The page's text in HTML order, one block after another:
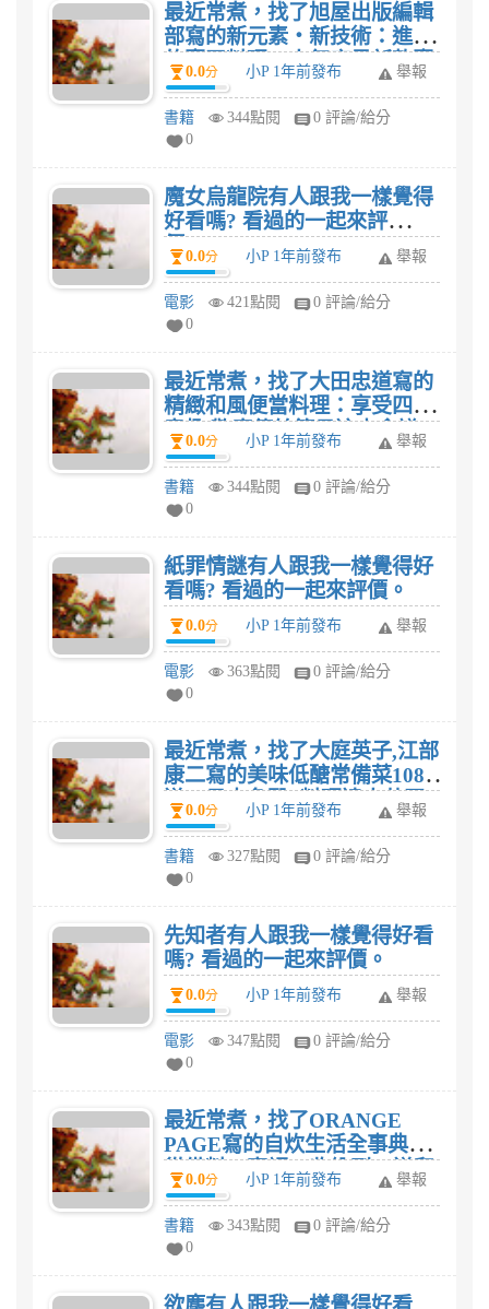
最近常煮，找了旭屋出版編輯
部寫的新元素‧新技術：進化
的壽司料理：人氣店最新款壽
司料理大集合，附：大田忠道
特製~壽司料理創意沾醬、淋
醬這本食譜，我想家人有口福
0.0分 小P 1年前發布 舉報
書籍 344點閱
0 評論/給分
0
魔女烏龍院有人跟我一樣覺得
好看嗎? 看過的一起來評
價。
0.0分 小P 1年前發布 舉報
電影 421點閱
0 評論/給分
0
最近常煮，找了大田忠道寫的
精緻和風便當料理：享受四季
意趣 歡慶傳統節日這本食譜，
我想家人有口福了。
0.0分 小P 1年前發布 舉報
書籍 344點閱
0 評論/給分
0
紙罪情謎有人跟我一樣覺得好
看嗎? 看過的一起來評價。
0.0分 小P 1年前發布 舉報
電影 363點閱
0 評論/給分
0
最近常煮，找了大庭英子,江部
康二寫的美味低醣常備菜108
道：日本名醫+料理達人共同
研發，吃飽也能瘦!這本食譜，
我想家人有口福了。
0.0分 小P 1年前發布 舉報
書籍 327點閱
0 評論/給分
0
先知者有人跟我一樣覺得好看
嗎? 看過的一起來評價。
0.0分 小P 1年前發布 舉報
電影 347點閱
0 評論/給分
0
最近常煮，找了ORANGE
PAGE寫的自炊生活全事典：
從備料、烹調、收納到84道和
風家常料理，天天開飯超輕鬆
這本食譜，我想家人有口福
了。
0.0分 小P 1年前發布 舉報
書籍 343點閱
0 評論/給分
0